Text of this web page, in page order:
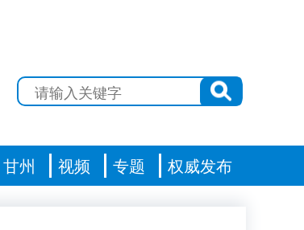
甘州 视频 专题 权威发布